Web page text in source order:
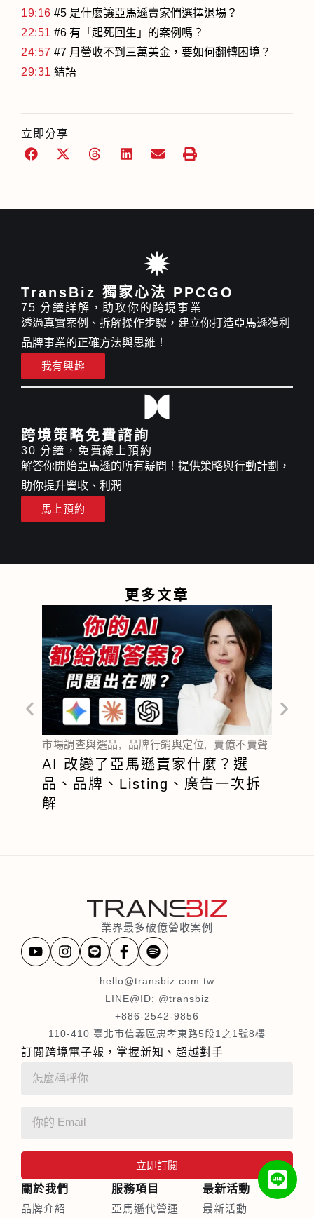
19:16 #5 是什麼讓亞馬遜賣家們選擇退場？
22:51 #6 有「起死回生」的案例嗎？
24:57 #7 月營收不到三萬美金，要如何翻轉困境？
29:31 結語
立即分享
TransBiz 獨家心法 PPCGO
75 分鐘詳解，助攻你的跨境事業
透過真實案例、拆解操作步驟，建立你打造亞馬遜獲利
品牌事業的正確方法與思維！
我有興趣
跨境策略免費諮詢
30 分鐘，免費線上預約
解答你開始亞馬遜的所有疑問！提供策略與行動計劃，
助你提升營收、利潤
馬上預約
更多文章
市場調查與選品, 品牌行銷與定位, 賣億不賣聲
AI 改變了亞馬遜賣家什麼？選
品、品牌、Listing、廣告一次拆
解
業界最多破億營收案例
hello@transbiz.com.tw
LINE@ID: @transbiz
+886-2542-9856
110-410 臺北市信義區忠孝東路5段1之1號8樓
關於我們
品牌介紹
服務項目
亞馬遜代營運
最新活動
最新活動
訂閱跨境電子報，掌握新知、超越對手
立即訂閱